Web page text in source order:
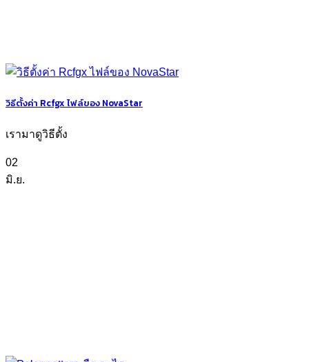
วิธีตั้งค่า Rcfgx ไฟล์ของ NovaStar
เรามาดูวิธีตั้ง
02
มิ.ย.